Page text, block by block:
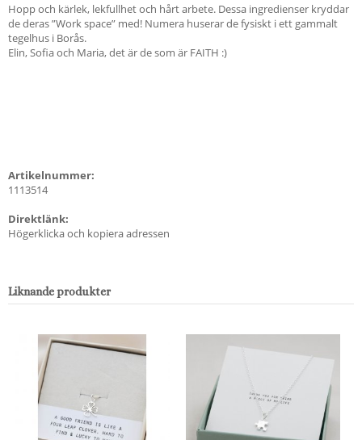
Hopp och kärlek, lekfullhet och hårt arbete. Dessa ingredienser kryddar
de deras ”Work space” med! Numera huserar de fysiskt i ett gammalt
tegelhus i Borås.
Elin, Sofia och Maria, det är de som är FAITH :)
Artikelnummer:
1113514
Direktlänk:
Högerklicka och kopiera adressen
Liknande produkter